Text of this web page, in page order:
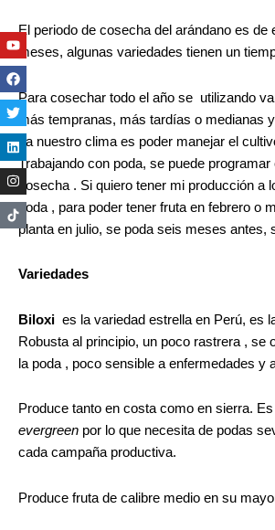
El periodo de cosecha del arándano es de
meses, algunas variedades tienen un
Para cosechar todo el año se utilizando
más tempranas, más tardías o medianas
da nuestro clima es poder manejar el
Trabajando con poda, se puede programar
cosecha . Si quiero tener mi producción a
poda , para poder tener fruta en febrero o
planta en julio, se poda seis meses antes,
Variedades
Biloxi es la variedad estrella en Perú, es
Robusta al principio, un poco rastrera , se
la poda , poco sensible a enfermedades y
Produce tanto en costa como en sierra.
evergreen por lo que necesita de podas
cada campaña productiva.
Produce fruta de calibre medio en su
Youtube
Facebook
Twitter
Linkedin
Instagram